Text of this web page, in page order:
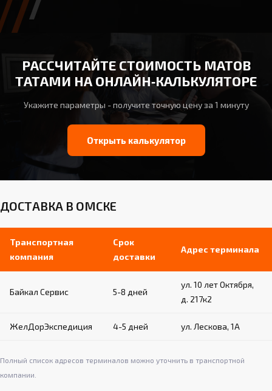
РАССЧИТАЙТЕ СТОИМОСТЬ МАТОВ
ТАТАМИ НА ОНЛАЙН‑КАЛЬКУЛЯТОРЕ
Укажите параметры - получите точную цену за 1 минуту
Открыть калькулятор
ДОСТАВКА В ОМСКЕ
Транспортная
компания
Срок
доставки
Адрес терминала
Байкал Сервис 5-8 дней
ул. 10 лет Октября,
д. 217к2
ЖелДорЭкспедиция 4-5 дней ул. Лескова, 1А
Полный список адресов терминалов можно уточнить в транспортной
компании.